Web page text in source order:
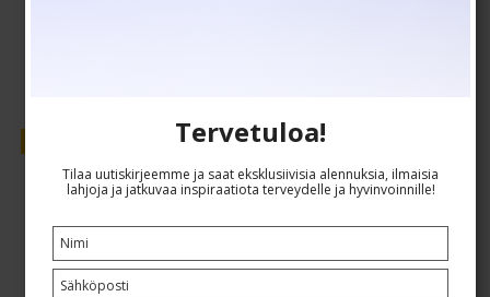
Tervetuloa!
Tilaa uutiskirjeemme ja saat eksklusiivisia alennuksia, ilmaisia
lahjoja ja jatkuvaa inspiraatiota terveydelle ja hyvinvoinnille!